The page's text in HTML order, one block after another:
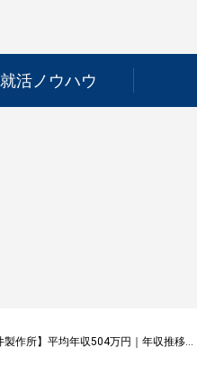
就活ノウハウ
【桜井製作所】平均年収504万円｜年収推移・業界・年代・役職別など徹底解説！